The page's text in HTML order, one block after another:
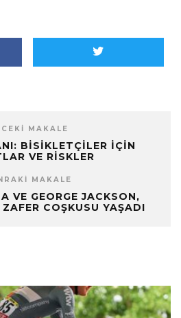
MAKALE
BISIKLETÇILER İÇIN
VE RISKLER
MAKALE
VE GEORGE JACKSON,
COŞKUSU YAŞADI